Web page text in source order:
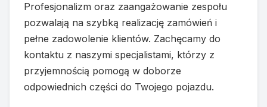
Profesjonalizm oraz zaangażowanie zespołu
pozwalają na szybką realizację zamówień i
pełne zadowolenie klientów. Zachęcamy do
kontaktu z naszymi specjalistami, którzy z
przyjemnością pomogą w doborze
odpowiednich części do Twojego pojazdu.